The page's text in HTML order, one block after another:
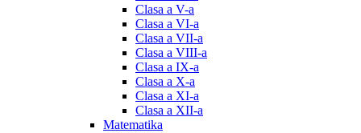
Clasa a V-a
Clasa a VI-a
Clasa a VII-a
Clasa a VIII-a
Clasa a IX-a
Clasa a X-a
Clasa a XI-a
Clasa a XII-a
Matematika